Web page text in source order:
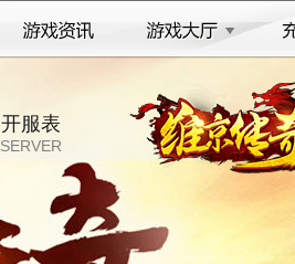
开服表
SERVER